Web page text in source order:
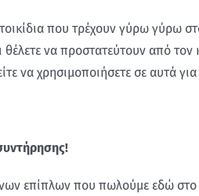
που τρέχουν γύρω γύρω
θέλετε να προστατεύτουν από
να χρησιμοποιήσετε σε αυτά
επίπλων που πωλούμε εδώ στο